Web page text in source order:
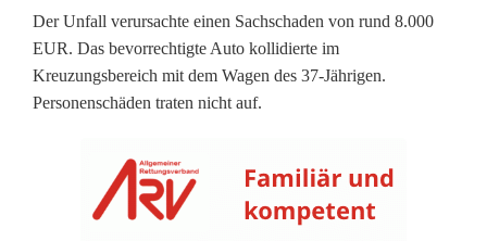
t
e
f
Der Unfall verursachte einen Sachschaden von rund 8.000
EUR. Das bevorrechtigte Auto kollidierte im
Kreuzungsbereich mit dem Wagen des 37-Jährigen.
Personenschäden traten nicht auf.